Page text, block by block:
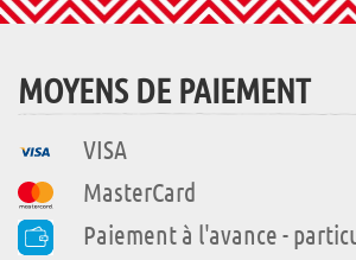
MOYENS DE PAIEMENT
VISA
MasterCard
Paiement à l'avance -